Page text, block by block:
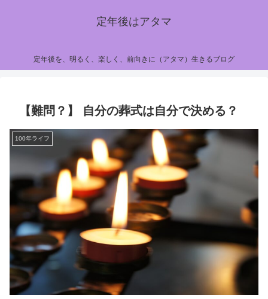
定年後はアタマ
定年後を、明るく、楽しく、前向きに（アタマ）生きるブログ
【難問？】 自分の葬式は自分で決める？
100年ライフ